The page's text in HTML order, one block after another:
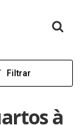
Filtrar
à